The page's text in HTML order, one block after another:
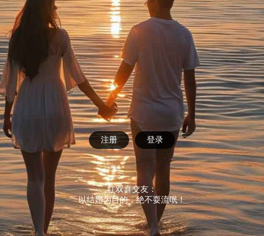
注册 登录
红双喜交友：
以结婚为目的，绝不耍流氓！